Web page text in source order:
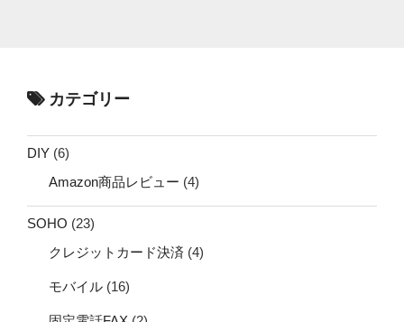
カテゴリー
DIY (6)
Amazon商品レビュー (4)
SOHO (23)
クレジットカード決済 (4)
モバイル (16)